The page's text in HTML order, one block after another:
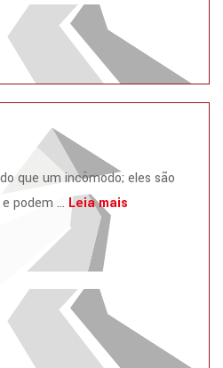
que um incômodo; eles são
podem ... Leia mais